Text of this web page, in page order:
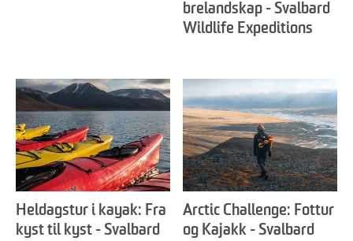
brelandskap - Svalbard
Wildlife Expeditions
Heldagstur i kayak: Fra
kyst til kyst - Svalbard
Arctic Challenge: Fottur
og Kajakk - Svalbard